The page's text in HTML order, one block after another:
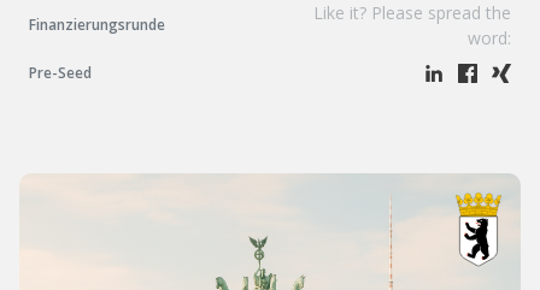
Finanzierungsrunde
Pre-Seed
Like it? Please spread the
word: